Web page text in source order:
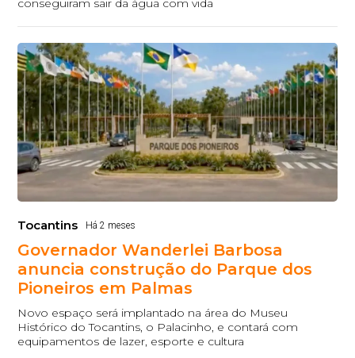
conseguiram sair da água com vida
Tocantins Há 2 meses
Governador Wanderlei Barbosa
anuncia construção do Parque dos
Pioneiros em Palmas
Novo espaço será implantado na área do Museu
Histórico do Tocantins, o Palacinho, e contará com
equipamentos de lazer, esporte e cultura